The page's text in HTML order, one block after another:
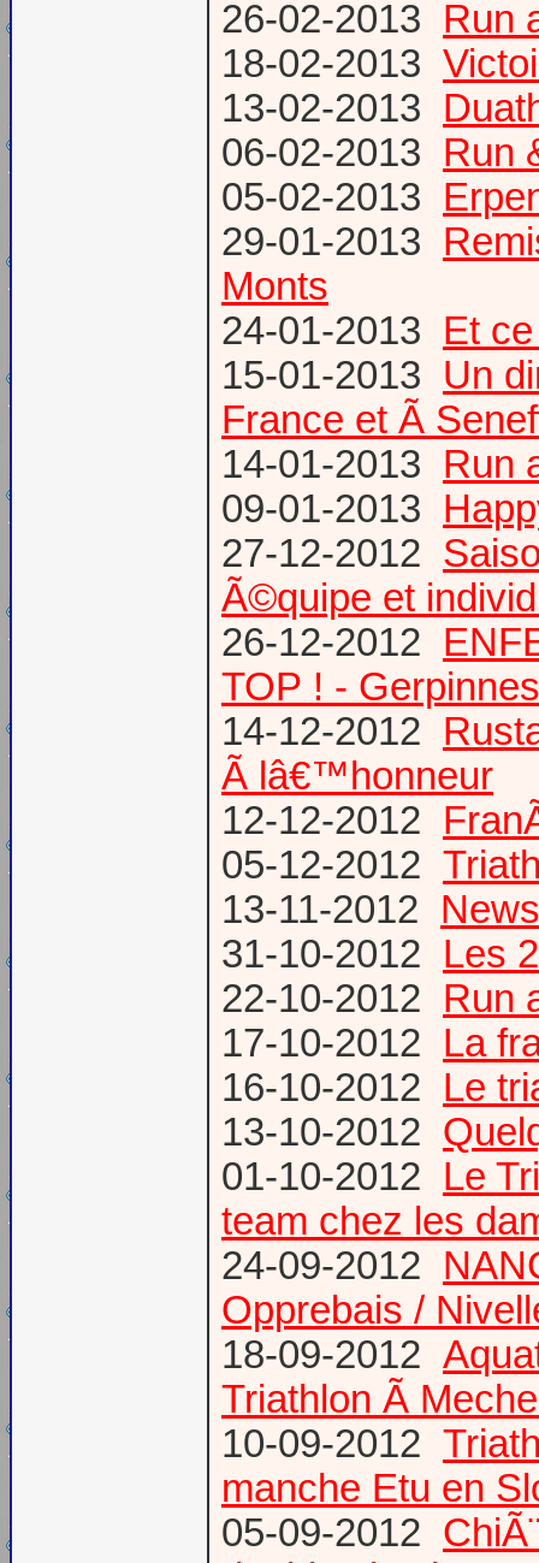
26-02-2013 Run
18-02-2013
13-02-2013
06-02-2013 Run
05-02-2013
29-01-2013
Monts
24-01-2013 Et
15-01-2013 Un
France et Ã
14-01-2013 Run
09-01-2013
27-12-2012
Ã©quipe et
26-12-2012
TOP ! - Gerpinnes
14-12-2012
Ã lâ€™honneur
12-12-2012
05-12-2012
13-11-2012
31-10-2012 Les
22-10-2012 Run
17-10-2012 La
16-10-2012 Le
13-10-2012
01-10-2012 Le
team chez les
24-09-2012
Opprebais /
18-09-2012
Triathlon Ã
10-09-2012
manche Etu en
05-09-2012